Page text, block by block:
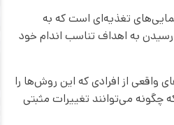
تغذیه‌ای است که به
به اهداف تناسب اندام خود
واقعی از افرادی که این روش‌ها را
چگونه می‌توانند تغییرات مثبتی